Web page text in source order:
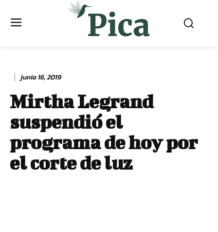
junio 16, 2019
Mirtha Legrand
suspendió el
programa de hoy por
el corte de luz